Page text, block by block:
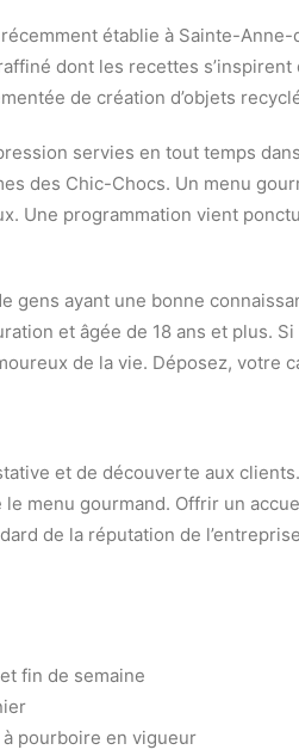
établie à Sainte-
dont les recettes
de création d’objets
servies en tout temps
des Chic-Chocs. Un menu
Une programmation vient
gens ayant une bonne
et âgée de 18 ans et plus.
de la vie. Déposez, votre
et de découverte aux
menu gourmand. Offrir un
de la réputation de
fin de semaine
pourboire en vigueur